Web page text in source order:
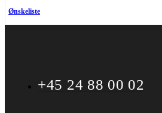
Ønskeliste
+45 24 88 00 02